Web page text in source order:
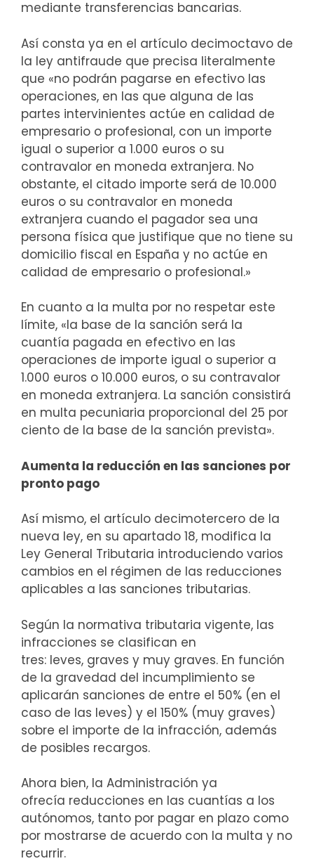
mediante transferencias bancarias.
Así consta ya en el artículo decimoctavo de
la ley antifraude que precisa literalmente
que «no podrán pagarse en efectivo las
operaciones, en las que alguna de las
partes intervinientes actúe en calidad de
empresario o profesional, con un importe
igual o superior a 1.000 euros o su
contravalor en moneda extranjera. No
obstante, el citado importe será de 10.000
euros o su contravalor en moneda
extranjera cuando el pagador sea una
persona física que justifique que no tiene su
domicilio fiscal en España y no actúe en
calidad de empresario o profesional.»
En cuanto a la multa por no respetar este
límite, «la base de la sanción será la
cuantía pagada en efectivo en las
operaciones de importe igual o superior a
1.000 euros o 10.000 euros, o su contravalor
en moneda extranjera. La sanción consistirá
en multa pecuniaria proporcional del 25 por
ciento de la base de la sanción prevista».
Aumenta la reducción en las sanciones por
pronto pago
Así mismo, el artículo decimotercero de la
nueva ley, en su apartado 18, modifica la
Ley General Tributaria introduciendo varios
cambios en el régimen de las reducciones
aplicables a las sanciones tributarias.
Según la normativa tributaria vigente, las
infracciones se clasifican en
tres: leves, graves y muy graves. En función
de la gravedad del incumplimiento se
aplicarán sanciones de entre el 50% (en el
caso de las leves) y el 150% (muy graves)
sobre el importe de la infracción, además
de posibles recargos.
Ahora bien, la Administración ya
ofrecía reducciones en las cuantías a los
autónomos, tanto por pagar en plazo como
por mostrarse de acuerdo con la multa y no
recurrir.